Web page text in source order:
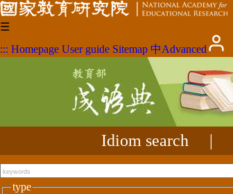
☰
::: Homepage User guide Sitemap 中Advanced
Idiom search
type